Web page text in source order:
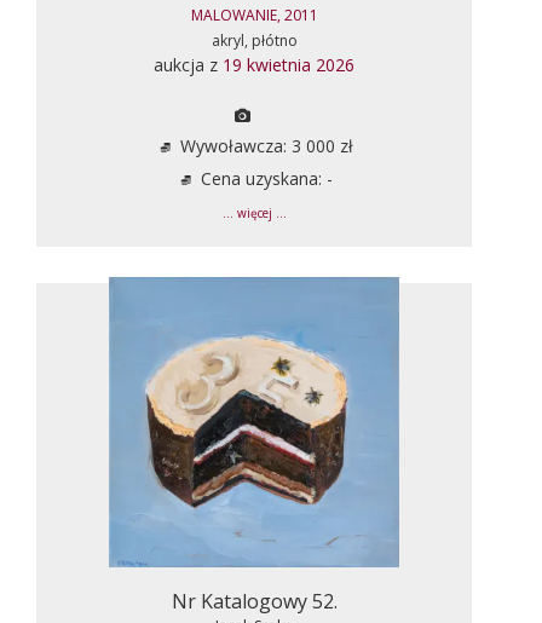
MALOWANIE, 2011
akryl, płótno
aukcja z 19 kwietnia 2026
Wywoławcza: 3 000 zł
Cena uzyskana: -
... więcej ...
Nr Katalogowy 52.